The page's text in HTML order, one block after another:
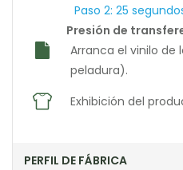
Paso 2: 25
Presión de
Arranca el vinilo de
peladura).
Exhibición del
PERFIL DE FÁBRICA